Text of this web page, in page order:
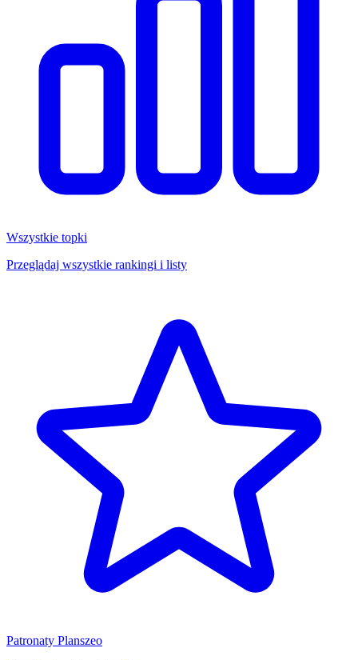
Wszystkie topki
Przeglądaj wszystkie rankingi i listy
Patronaty Planszeo